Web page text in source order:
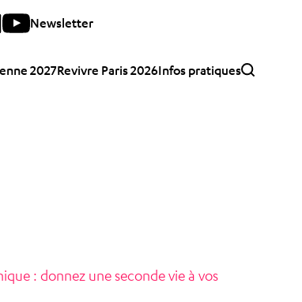
Newsletter
2027Revivre Paris 2026Infos pratiques
: donnez une seconde vie à vos